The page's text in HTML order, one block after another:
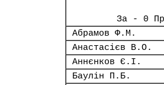
За - 0
Абрамов Ф.М.
Анастасієв В.О.
Аннєнков Є.І.
Баулін П.Б.